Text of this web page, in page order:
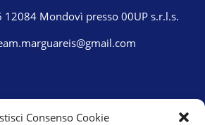
Consenso Cookie
Mondovì presso 00UP s.r.l.s.